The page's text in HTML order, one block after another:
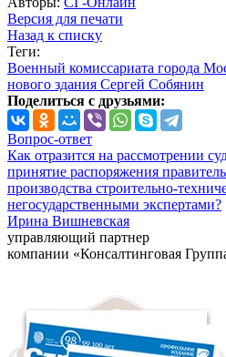
Версия для печати
Назад к списку
Теги:
Военный комиссариата города
нового здания Сергей Собянин
Поделиться с друзьями:
Вопрос-ответ
Как отразится на рассмотрении
принятие распоряжения
производства строительно-
негосударственными экспертами?
Ирина Вишневская
управляющий партнер
компании «Консалтинговая